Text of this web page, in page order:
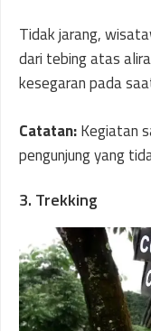
Tidak jarang,
dari tebing atas
kesegaran pada
Catatan:Kegiatan
pengunjung yang
3. Trekking